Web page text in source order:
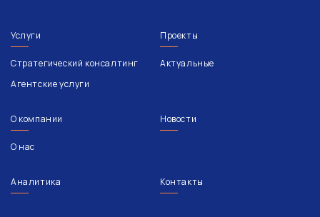
Услуги
Стратегический консалтинг
Агентские услуги
Проекты
Актуальные
О компании
О нас
Новости
Аналитика Контакты